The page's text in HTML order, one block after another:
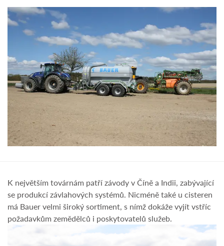
K největším továrnám patří závody v Číně a Indii, zabývající
se produkcí závlahových systémů. Nicméně také u cisteren
má Bauer velmi široký sortiment, s nímž dokáže vyjít vstříc
požadavkům zemědělců i poskytovatelů služeb.